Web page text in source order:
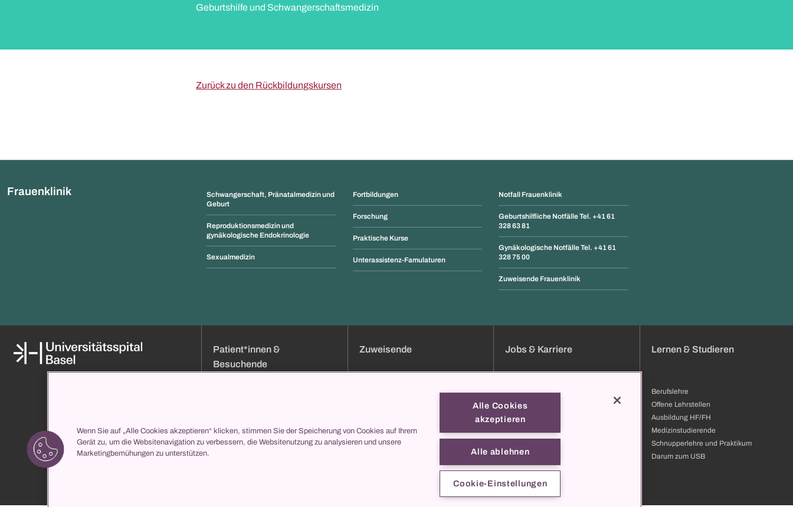
Geburtshilfe und Schwangerschaftsmedizin
Zurück zu den Rückbildungskursen
Frauenklinik
Schwangerschaft, Pränatalmedizin und
Geburt
Reproduktionsmedizin und
gynäkologische Endokrinologie
Sexualmedizin
Fortbildungen
Forschung
Praktische Kurse
Unterassistenz-Famulaturen
Notfall Frauenklinik
Geburtshilfliche Notfälle Tel. +41 61
328 63 81
Gynäkologische Notfälle Tel. +41 61
328 75 00
Zuweisende Frauenklinik
Klinikverzeichnis
propatient
Patient*innen &
Besuchende
Eintritt
Ihr Aufenthalt bei uns
Zuweisende
Onlineformulare
collegis
Jobs & Karriere
Jobs
Bewerbung
Weiterbildung & Entwicklung
Kontakt
Lernen & Studieren
Berufslehre
Offene Lehrstellen
Ausbildung HF/FH
Medizinstudierende
Schnupperlehre und Praktikum
Darum zum USB
Wenn Sie auf „Alle Cookies akzeptieren“ klicken, stimmen Sie der Speicherung von Cookies auf Ihrem
Gerät zu, um die Websitenavigation zu verbessern, die Websitenutzung zu analysieren und unsere
Marketingbemühungen zu unterstützen.
Alle Cookies
akzeptieren
Alle ablehnen
Cookie-Einstellungen